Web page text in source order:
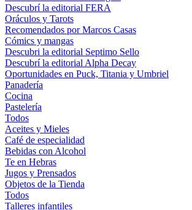
Descubrí la editorial FERA
Oráculos y Tarots
Recomendados por Marcos Casas
Cómics y mangas
Descubri la editorial Septimo Sello
Descubrí la editorial Alpha Decay
Oportunidades en Puck, Titania y Umbriel
Panadería
Cocina
Pastelería
Todos
Aceites y Mieles
Café de especialidad
Bebidas con Alcohol
Te en Hebras
Jugos y Prensados
Objetos de la Tienda
Todos
Talleres infantiles